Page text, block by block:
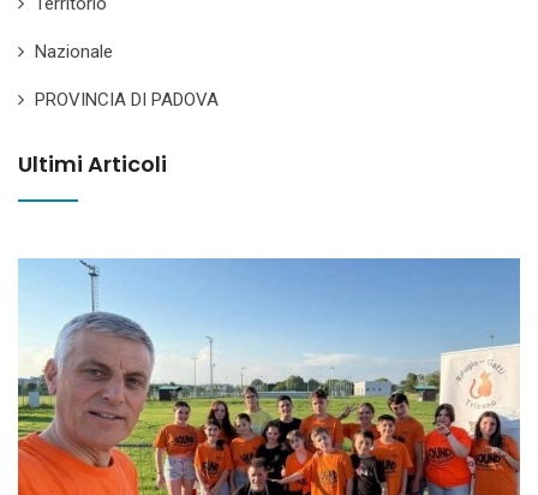
Nazionale
PROVINCIA DI PADOVA
Ultimi Articoli